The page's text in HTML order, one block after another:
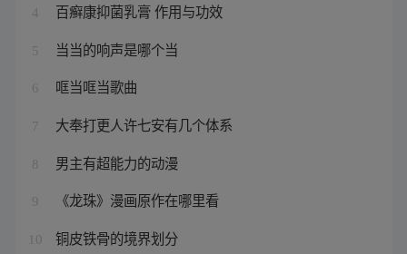
4 百癣康抑菌乳膏 作用与功效
5 当当的响声是哪个当
6 哐当哐当歌曲
7 大奉打更人许七安有几个体系
8 男主有超能力的动漫
9 《龙珠》漫画原作在哪里看
10 铜皮铁骨的境界划分